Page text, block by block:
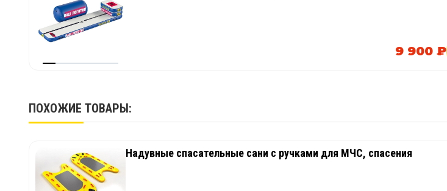
9 900 ₽
ПОХОЖИЕ ТОВАРЫ:
Надувные спасательные сани с ручками для МЧС, спасения